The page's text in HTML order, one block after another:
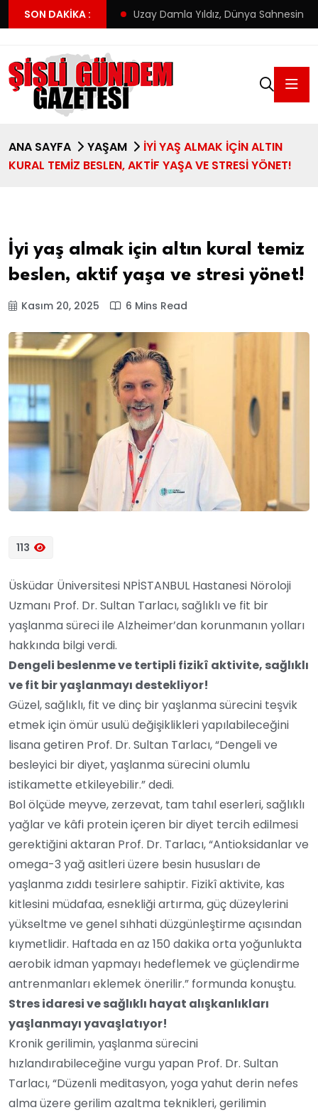
SON DAKIKA :
yeni adresi Uzay Damla Yıldız, Dünya Sahnesinde
ANA SAYFA YAŞAM
İYI YAŞ ALMAK IÇIN ALTIN
KURAL TEMIZ BESLEN, AKTIF YAŞA VE STRESI YÖNET!
İyi yaş almak için altın kural temiz
beslen, aktif yaşa ve stresi yönet!
Kasım 20, 2025 6 Mins Read
113
Üsküdar Üniversitesi NPİSTANBUL Hastanesi Nöroloji
Uzmanı Prof. Dr. Sultan Tarlacı, sağlıklı ve fit bir
yaşlanma süreci ile Alzheimer’dan korunmanın yolları
hakkında bilgi verdi.
Dengeli beslenme ve tertipli fizikî aktivite, sağlıklı
ve fit bir yaşlanmayı destekliyor!
Güzel, sağlıklı, fit ve dinç bir yaşlanma sürecini teşvik
etmek için ömür usulü değişiklikleri yapılabileceğini
lisana getiren Prof. Dr. Sultan Tarlacı, “Dengeli ve
besleyici bir diyet, yaşlanma sürecini olumlu
istikamette etkileyebilir.” dedi.
Bol ölçüde meyve, zerzevat, tam tahıl eserleri, sağlıklı
yağlar ve kâfi protein içeren bir diyet tercih edilmesi
gerektiğini aktaran Prof. Dr. Tarlacı, “Antioksidanlar ve
omega-3 yağ asitleri üzere besin hususları de
yaşlanma zıddı tesirlere sahiptir. Fizikî aktivite, kas
kitlesini müdafaa, esnekliği artırma, güç düzeylerini
yükseltme ve genel sıhhati düzgünleştirme açısından
kıymetlidir. Haftada en az 150 dakika orta yoğunlukta
aerobik idman yapmayı hedeflemek ve güçlendirme
antrenmanları eklemek önerilir.” formunda konuştu.
Stres idaresi ve sağlıklı hayat alışkanlıkları
yaşlanmayı yavaşlatıyor!
Kronik gerilimin, yaşlanma sürecini
hızlandırabileceğine vurgu yapan Prof. Dr. Sultan
Tarlacı, “Düzenli meditasyon, yoga yahut derin nefes
alma üzere gerilim azaltma teknikleri, gerilimin